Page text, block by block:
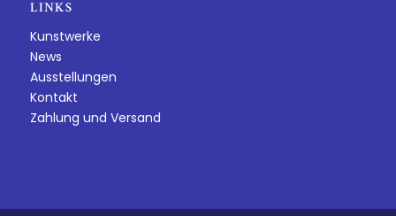
LINKS
Kunstwerke
News
Ausstellungen
Kontakt
Zahlung und Versand